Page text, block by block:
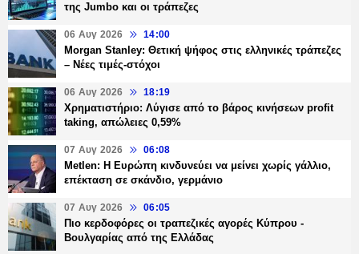
της Jumbo και οι τράπεζες
06 Αυγ 2026 14:00
Morgan Stanley: Θετική ψήφος στις ελληνικές τράπεζες
– Νέες τιμές-στόχοι
06 Αυγ 2026 18:19
Χρηματιστήριο: Λύγισε από το βάρος κινήσεων profit
taking, απώλειες 0,59%
07 Αυγ 2026 06:08
Metlen: Η Ευρώπη κινδυνεύει να μείνει χωρίς γάλλιο,
επέκταση σε σκάνδιο, γερμάνιο
07 Αυγ 2026 06:05
Πιο κερδοφόρες οι τραπεζικές αγορές Κύπρου -
Βουλγαρίας από της Ελλάδας